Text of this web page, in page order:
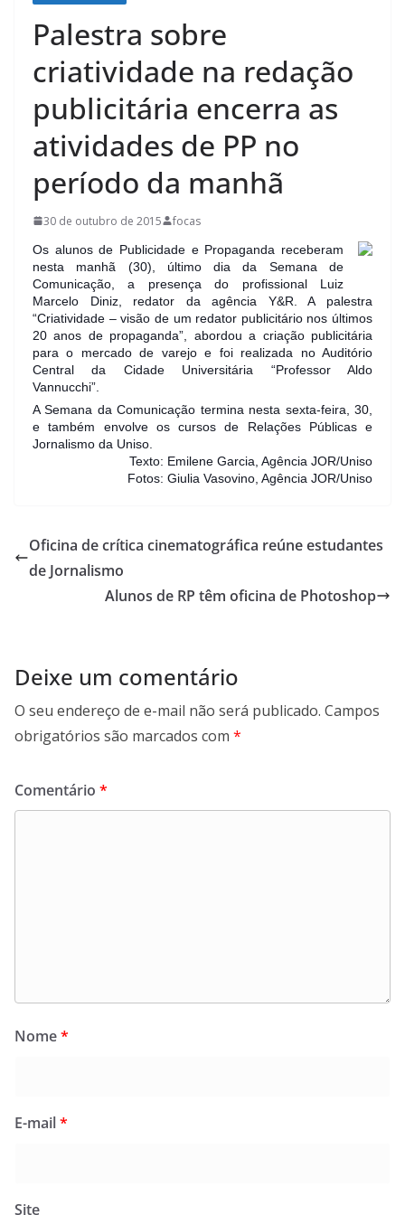
Palestra sobre
criatividade na redação
publicitária encerra as
atividades de PP no
período da manhã
30 de outubro de 2015 focas
Os alunos de Publicidade e Propaganda receberam
nesta manhã (30), último dia da Semana de
Comunicação, a presença do profissional Luiz
Marcelo Diniz, redator da agência Y&R. A palestra
“Criatividade – visão de um redator publicitário nos últimos
20 anos de propaganda”, abordou a criação publicitária
para o mercado de varejo e foi realizada no Auditório
Central da Cidade Universitária “Professor Aldo
Vannucchi”.
A Semana da Comunicação termina nesta sexta-feira, 30,
e também envolve os cursos de Relações Públicas e
Jornalismo da Uniso.
Texto: Emilene Garcia, Agência JOR/Uniso
Fotos: Giulia Vasovino, Agência JOR/Uniso
Oficina de crítica cinematográfica reúne estudantes
de Jornalismo
Alunos de RP têm oficina de Photoshop
Deixe um comentário
O seu endereço de e-mail não será publicado. Campos
obrigatórios são marcados com *
Comentário *
Nome*
E-mail*
Site